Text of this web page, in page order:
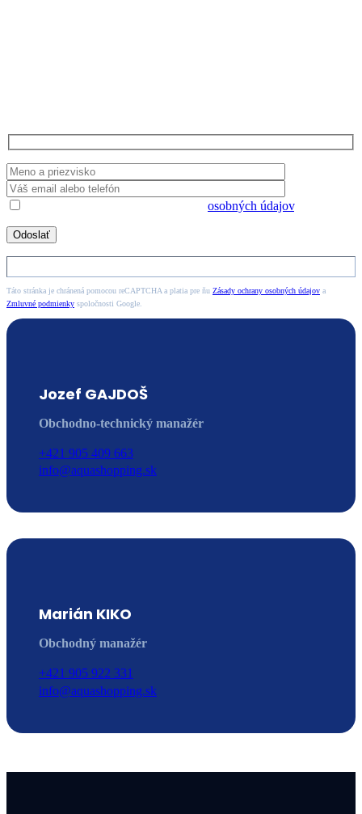
osobných údajov.
Táto stránka je chránená pomocou reCAPTCHA a platia pre ňu Zásady ochrany osobných údajov a
Zmluvné podmienky spoločnosti Google.
Jozef GAJDOŠ
Obchodno-technický manažér
+421 905 409 663
info@aquashopping.sk
Marián KIKO
Obchodný manažér
+421 905 922 331
info@aquashopping.sk